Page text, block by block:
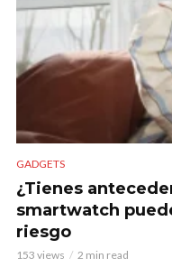
GADGETS
¿Tienes
smartwatch
riesgo
153 views 2 min read